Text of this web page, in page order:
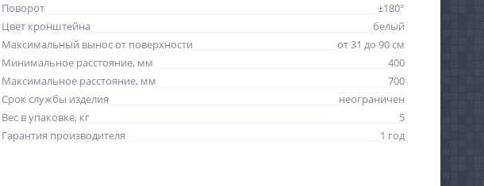
Поворот
±180°
Цвет кронштейна
белый
Максимальный вынос от поверхности
от 31 до 90 см
Минимальное расстояние, мм
400
Максимальное расстояние, мм
700
Срок службы изделия
неограничен
Вес в упаковке, кг
5
Гарантия производителя
1 год